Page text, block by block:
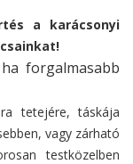
a karácsonyi
forgalmasabb
tetejére, táskája
vagy zárható
testközelben